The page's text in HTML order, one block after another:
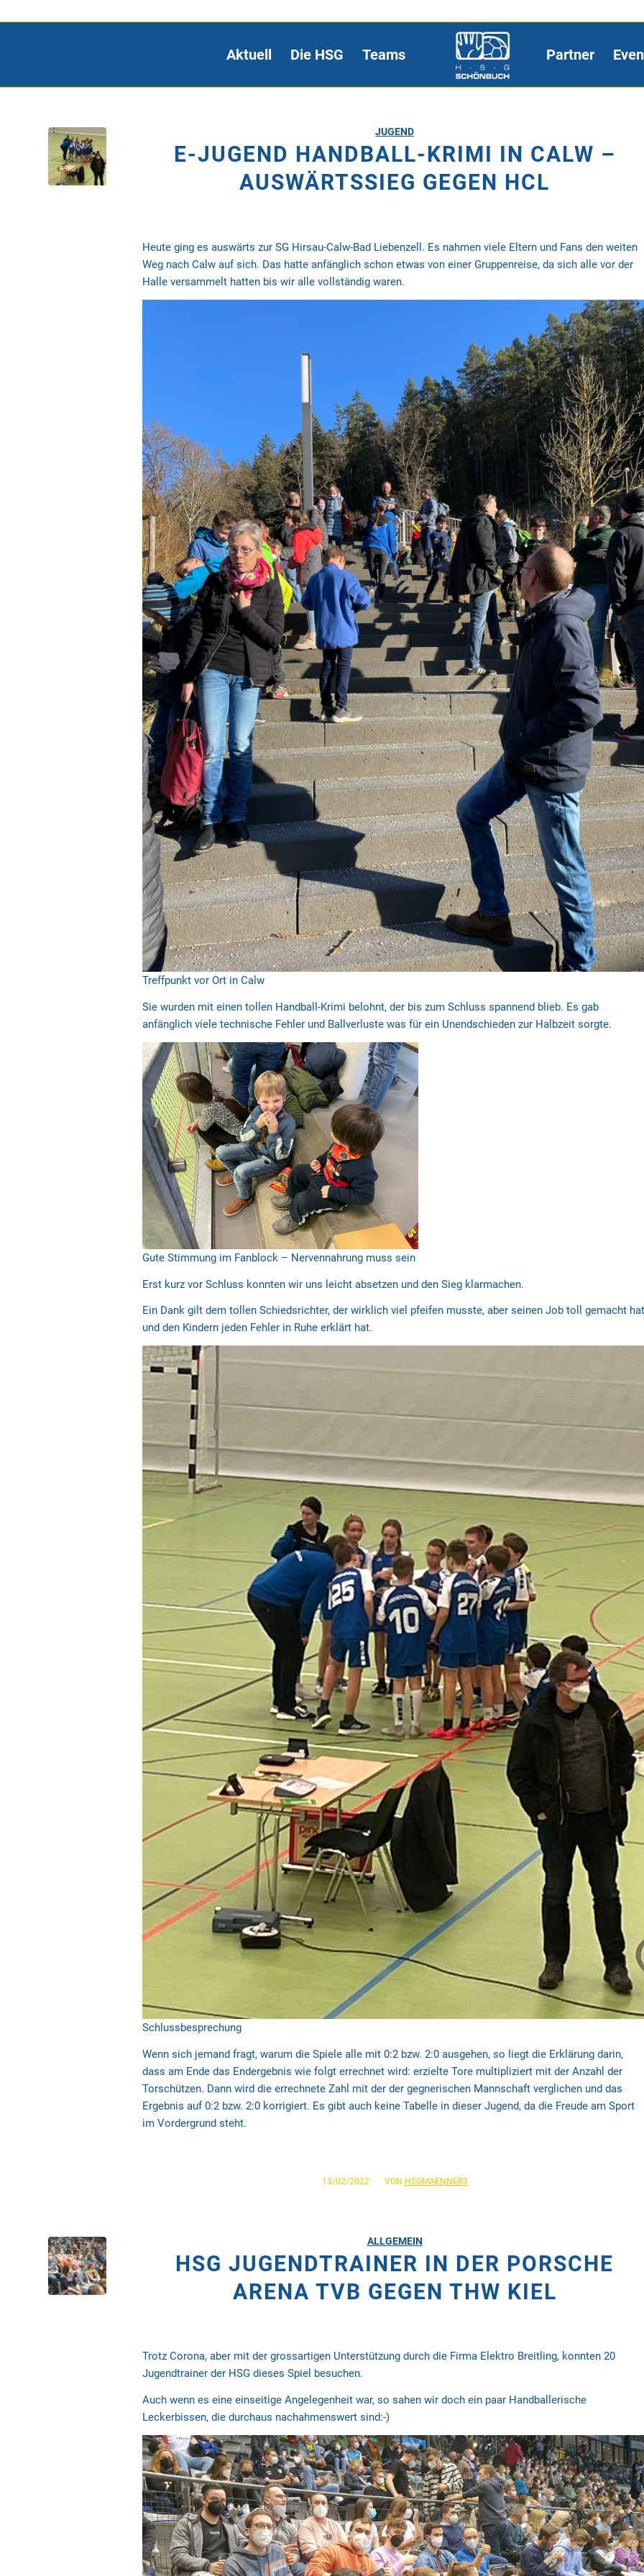
Aktuell Die HSG Teams Partner
JUGEND
E-JUGEND HANDBALL-KRIMI IN CALW –
AUSWÄRTSSIEG GEGEN HCL
Heute ging es auswärts zur SG Hirsau-Calw-Bad Liebenzell. Es nahmen viele Eltern und Fans den weiten
Weg nach Calw auf sich. Das hatte anfänglich schon etwas von einer Gruppenreise, da sich alle vor der
Halle versammelt hatten bis wir alle vollständig waren.
Treffpunkt vor Ort in Calw
Sie wurden mit einen tollen Handball-Krimi belohnt, der bis zum Schluss spannend blieb. Es gab
anfänglich viele technische Fehler und Ballverluste was für ein Unendschieden zur Halbzeit sorgte.
Gute Stimmung im Fanblock – Nervennahrung muss sein
Erst kurz vor Schluss konnten wir uns leicht absetzen und den Sieg klarmachen.
Ein Dank gilt dem tollen Schiedsrichter, der wirklich viel pfeifen musste, aber seinen Job toll gemacht hat
und den Kindern jeden Fehler in Ruhe erklärt hat.
Schlussbesprechung
Wenn sich jemand fragt, warum die Spiele alle mit 0:2 bzw. 2:0 ausgehen, so liegt die Erklärung darin,
dass am Ende das Endergebnis wie folgt errechnet wird: erzielte Tore multipliziert mit der Anzahl der
Torschützen. Dann wird die errechnete Zahl mit der der gegnerischen Mannschaft verglichen und das
Ergebnis auf 0:2 bzw. 2:0 korrigiert. Es gibt auch keine Tabelle in dieser Jugend, da die Freude am Sport
im Vordergrund steht.
13/02/2022
/ VON HSGMAENNER3
ALLGEMEIN
HSG JUGENDTRAINER IN DER PORSCHE
ARENA TVB GEGEN THW KIEL
Trotz Corona, aber mit der grossartigen Unterstützung durch die Firma Elektro Breitling, konnten 20
Jugendtrainer der HSG dieses Spiel besuchen.
Auch wenn es eine einseitige Angelegenheit war, so sahen wir doch ein paar Handballerische
Leckerbissen, die durchaus nachahmenswert sind:-)